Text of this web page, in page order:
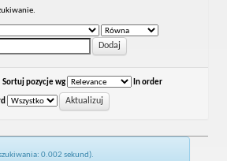
Sortuj pozycje wg In order
0.002 sekund).